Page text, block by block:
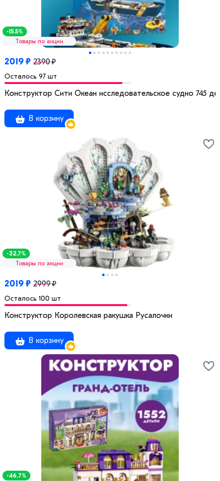
-15.5%
Товары по акции
2019 ₽ 2390 ₽
Осталось 97 шт
Конструктор Сити Океан исследовательское судно 745
В корзину
-32.7%
Товары по акции
2019 ₽ 2999 ₽
Осталось 100 шт
Конструктор Королевская ракушка Русалочки
В корзину
-46.7%